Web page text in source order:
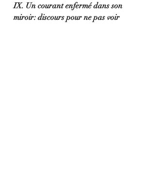
IX. Un courant enfermé dans son
miroir: discours pour ne pas voir